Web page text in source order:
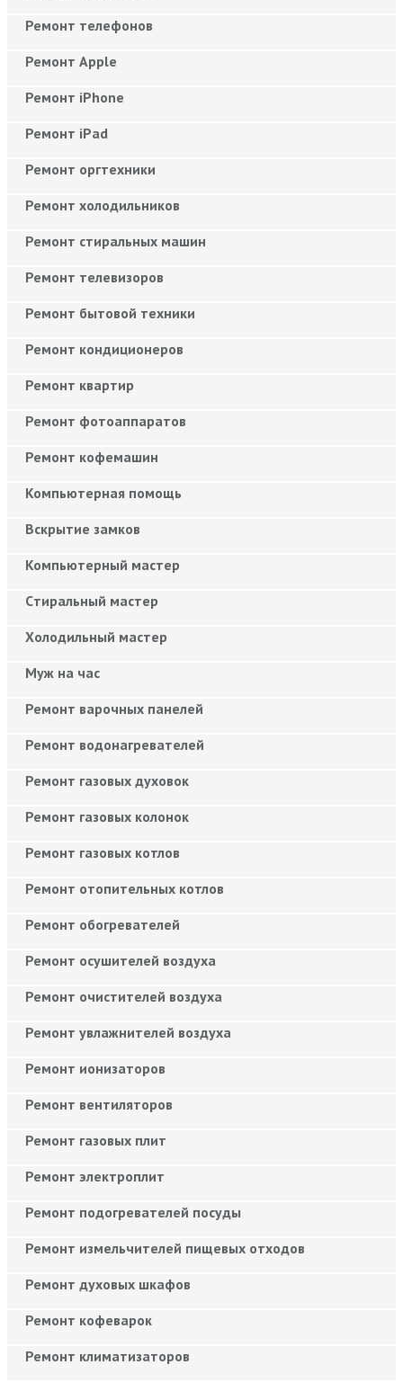
Ремонт телефонов
Ремонт Apple
Ремонт iPhone
Ремонт iPad
Ремонт оргтехники
Ремонт холодильников
Ремонт стиральных машин
Ремонт телевизоров
Ремонт бытовой техники
Ремонт кондиционеров
Ремонт квартир
Ремонт фотоаппаратов
Ремонт кофемашин
Компьютерная помощь
Вскрытие замков
Компьютерный мастер
Cтиральный мастер
Холодильный мастер
Муж на час
Ремонт варочных панелей
Ремонт водонагревателей
Ремонт газовых духовок
Ремонт газовых колонок
Ремонт газовых котлов
Ремонт отопительных котлов
Ремонт обогревателей
Ремонт осушителей воздуха
Ремонт очистителей воздуха
Ремонт увлажнителей воздуха
Ремонт ионизаторов
Ремонт вентиляторов
Ремонт газовых плит
Ремонт электроплит
Ремонт подогревателей посуды
Ремонт измельчителей пищевых отходов
Ремонт духовых шкафов
Ремонт кофеварок
Ремонт климатизаторов